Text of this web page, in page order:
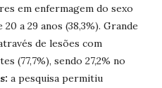
em enfermagem do sexo
a 29 anos (38,3%). Grande
de lesões com
(77,7%), sendo 27,2% no
a pesquisa permitiu